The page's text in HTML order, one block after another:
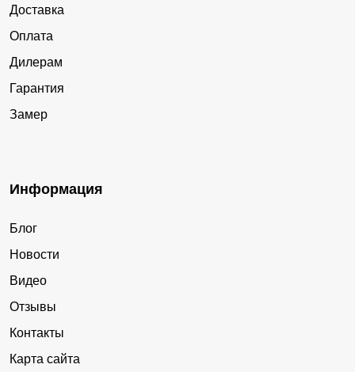
Доставка
Оплата
Дилерам
Гарантия
Замер
Информация
Блог
Новости
Видео
Отзывы
Контакты
Карта сайта